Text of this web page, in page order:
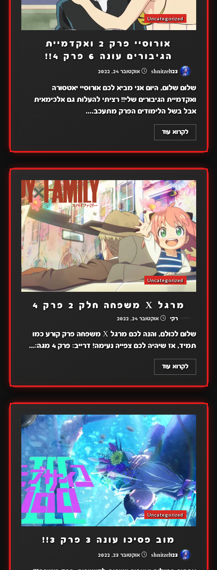
Uncategorized
אורוסיי פרק 2 ואקדמיית
הגיבורים עונה 6 פרק 4!!
shnitzel123 אוקטובר 24, 2022
שלום שלום, היום אני מביא לכם אורוסיי יאטסורה
ואקדמיית הגיבורים שלי!! רציתי להעלות גם אלכימאית
אבל בשל הלימודים הפרק מתעכב....
לקרוא עוד
Uncategorized
מרגל X משפחה חלק 2 פרק 4
רקי אוקטובר 24, 2022
שלום לכולם, והנה לכם מרגל X משפחה פרק קורע כמו
תמיד, אז שיהיה לכם צפייה נעימה! דרייב: פרק 4 מגה:...
לקרוא עוד
Uncategorized
מוב פסיכו עונה 3 פרק 3!!
shnitzel123 אוקטובר 23, 2022